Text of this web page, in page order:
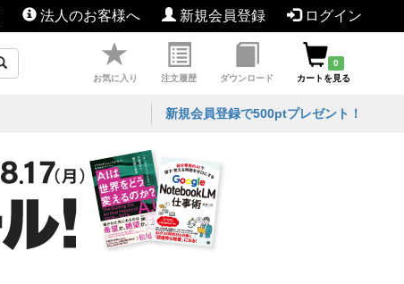
法人のお客様へ 新規会員登録 ログイン
お気に入り 注文履歴 ダウンロード
0
カートを見る
新規会員登録で500ptプレゼント！